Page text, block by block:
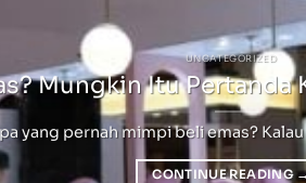
UNCATEGORIZED
Mungkin Itu Pertanda
yang pernah mimpi beli emas?
CONTINUE READING